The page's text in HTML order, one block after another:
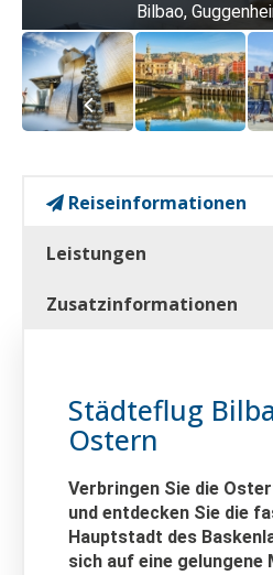
Bilbao,
Reiseinformationen
Leistungen
Zusatzinformationen
Städteflug
Ostern
Verbringen Sie die
und entdecken Sie die
Hauptstadt des
sich auf eine gelungene